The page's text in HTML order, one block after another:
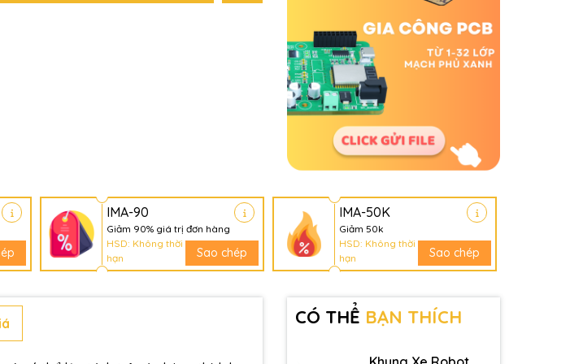
IMA-90
Giảm 90% giá trị đơn hàng
HSD: Không thời
hạn
Sao chép
IMA-50K
Giảm 50k
HSD: Không thời
hạn
Sao chép
CÓ THỂ BẠN THÍCH